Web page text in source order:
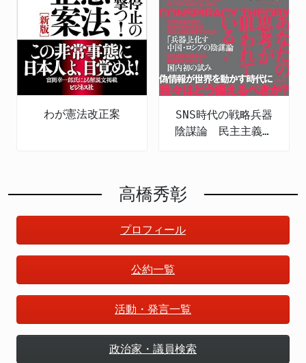
わが憲法改正案
SNS時代の戦略兵器
陰謀論 民主主義を
高橋秀彰
プロフィール
公約一覧
活動・発言一覧
政治家・議員検索